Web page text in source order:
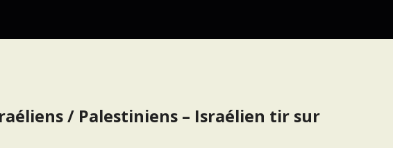
/ Palestiniens – Israélien tir sur